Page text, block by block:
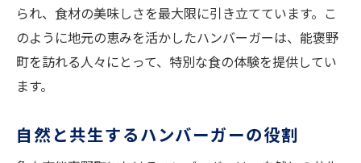
られ、食材の美味しさを最大限に引き立てています。こ
のように地元の恵みを活かしたハンバーガーは、能褒野
町を訪れる人々にとって、特別な食の体験を提供してい
ます。
自然と共生するハンバーガーの役割